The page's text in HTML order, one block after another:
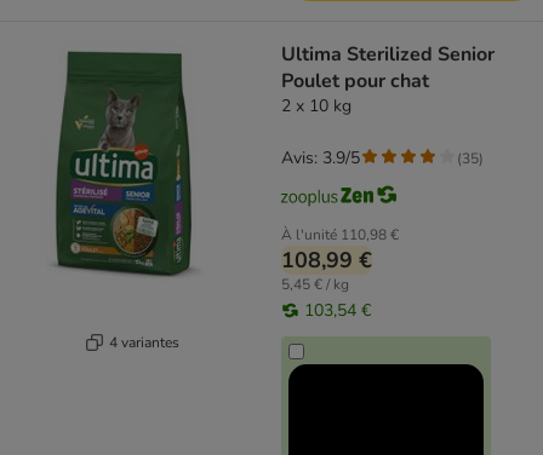
4 variantes
Ultima Sterilized Senior
Poulet pour chat
2 x 10 kg
À l'unité 110,98 €
108,99 €
5,45 € / kg
103,54 €
Avis: 3.9/5 (35)